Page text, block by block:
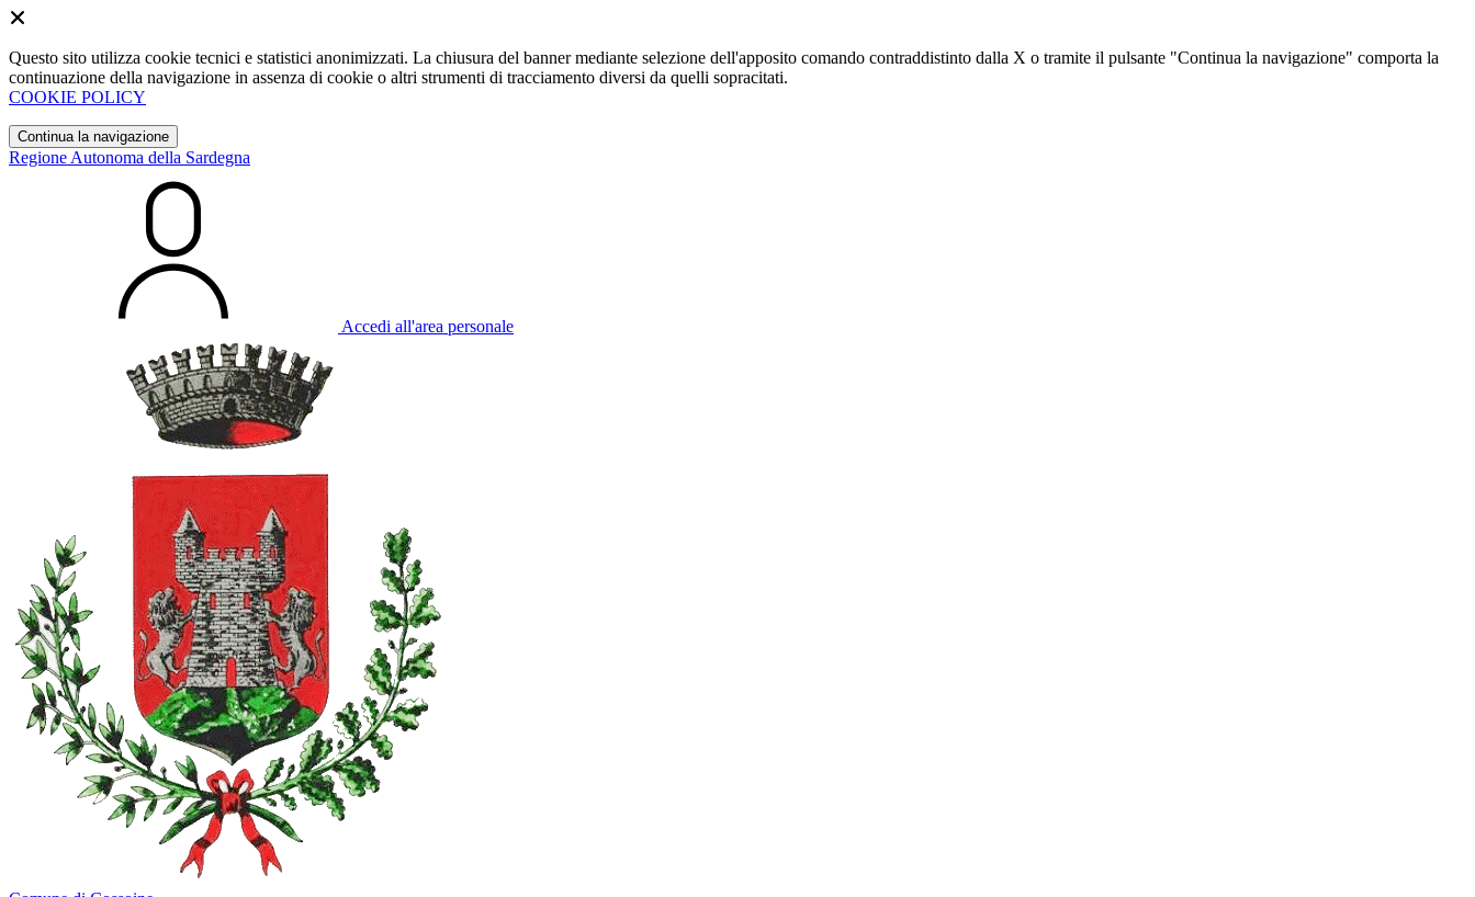
Questo sito utilizza cookie tecnici e statistici anonimizzati. La chiusura del banner mediante selezione dell'apposito comando contraddistinto dalla X o tramite il pulsante "Continua la navigazione" comporta la
continuazione della navigazione in assenza di cookie o altri strumenti di tracciamento diversi da quelli sopracitati.
COOKIE POLICY
Continua la navigazione
Regione Autonoma della Sardegna
Accedi all'area personale